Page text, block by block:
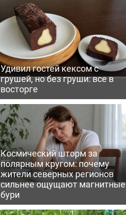
Удивил гостей кексом с
грушей, но без груши: все в
восторге
Космический шторм за
полярным кругом: почему
жители северных регионов
сильнее ощущают магнитные
бури